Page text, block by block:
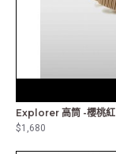
Explorer 高筒 -櫻桃紅
$1,680